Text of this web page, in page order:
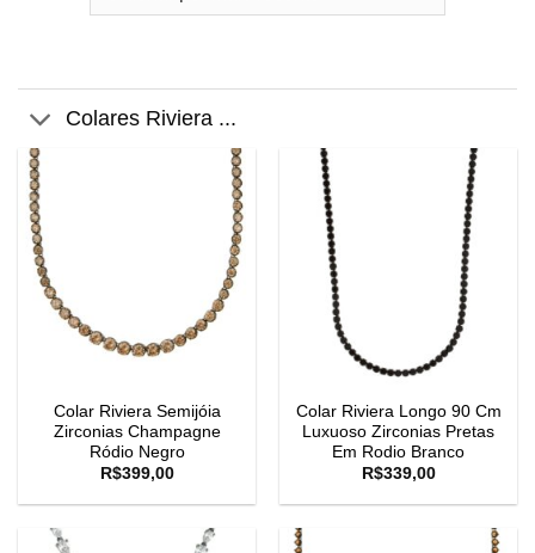
Colares Riviera ...
Colar Riviera Semijóia
Zirconias Champagne
Ródio Negro
R$399,00
Colar Riviera Longo 90 Cm
Luxuoso Zirconias Pretas
Em Rodio Branco
R$339,00